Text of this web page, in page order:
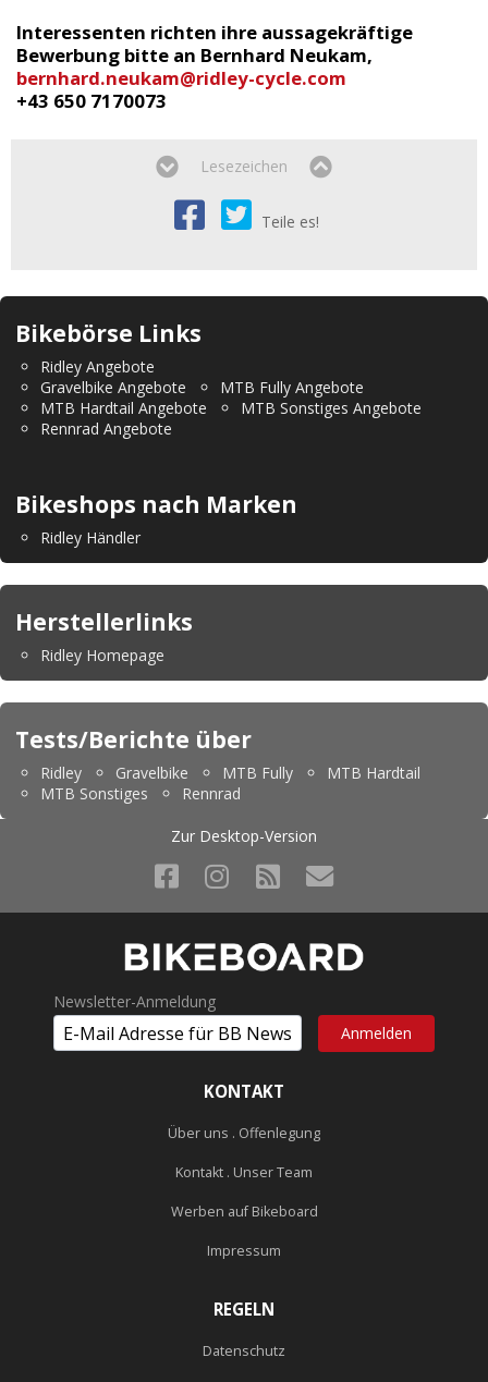
Interessenten richten ihre aussagekräftige
Bewerbung bitte an Bernhard Neukam,
bernhard.neukam@ridley-cycle.com
+43 650 7170073
Lesezeichen
Teile es!
Bikebörse Links
Ridley Angebote
Gravelbike Angebote
MTB Fully Angebote
MTB Hardtail Angebote
MTB Sonstiges Angebote
Rennrad Angebote
Bikeshops nach Marken
Ridley Händler
Herstellerlinks
Ridley Homepage
Tests/Berichte über
Ridley Gravelbike MTB Fully
MTB Hardtail
MTB Sonstiges
Rennrad
Zur Desktop-Version
Newsletter-Anmeldung
KONTAKT
Über uns . Offenlegung
Kontakt . Unser Team
Werben auf Bikeboard
Impressum
REGELN
Datenschutz